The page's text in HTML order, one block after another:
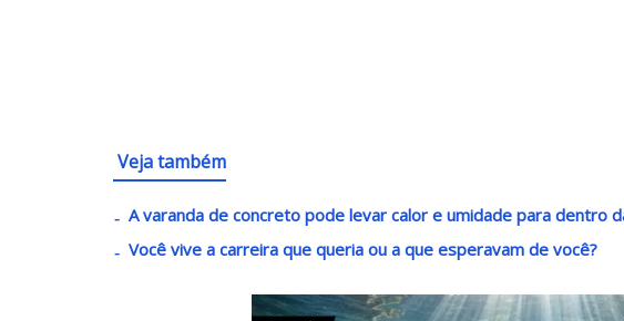
Veja também
A varanda de concreto pode levar calor e umidade para dentro
Você vive a carreira que queria ou a que esperavam de você?